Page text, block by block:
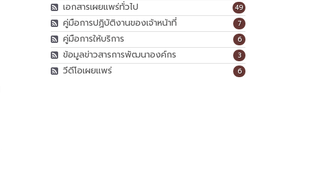
49
เอกสารเผยแพร่ทั่วไป
7
คู่มือการปฏิบัติงานของเจ้าหน้าที่
6
คู่มือการให้บริการ
3
ข้อมูลข่าวสารการพัฒนาองค์กร
6
วีดีโอเผยแพร่